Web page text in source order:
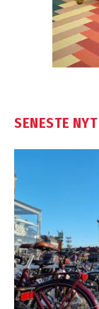
SENESTE NYT